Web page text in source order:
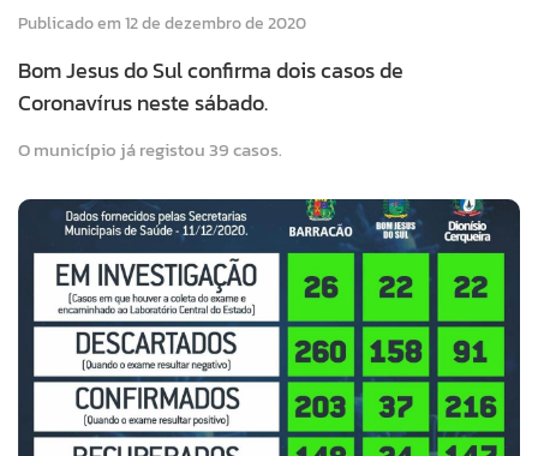
Publicado em 12 de dezembro de 2020
Bom Jesus do Sul confirma dois casos de
Coronavírus neste sábado.
O município já registou 39 casos.